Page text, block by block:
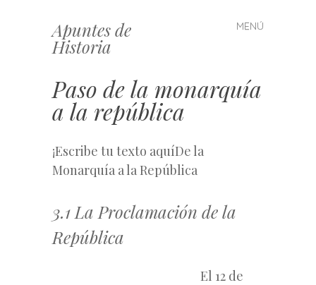
Apuntes de
Historia
MENÚ
Saltar
al
Paso de la monarquía
a la república
¡Escribe tu texto aquíDe la
Monarquía a la República
3.1 La Proclamación de la
República
El 12 de